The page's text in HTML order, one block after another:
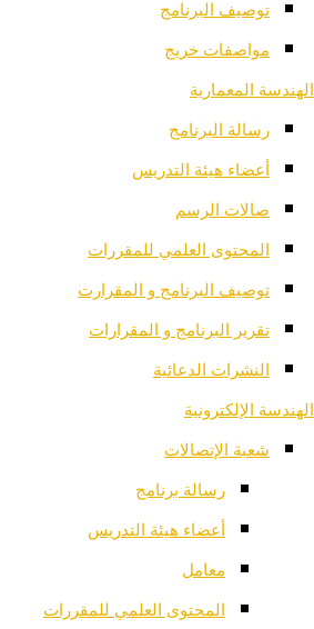
توصيف البرنامج
مواصفات خريج
الهندسة المعمارية
رسالة البرنامج
أعضاء هيئة التدريس
صالات الرسم
المحتوى العلمي للمقررات
توصيف البرنامج و المقرارت
تقرير البرنامج و المقرارات
النشرات الدعائية
الهندسة الإلكترونية
شعبة الإتصالات
رسالة برنامج
أعضاء هيئة التدريس
معامل
المحتوى العلمي للمقررات